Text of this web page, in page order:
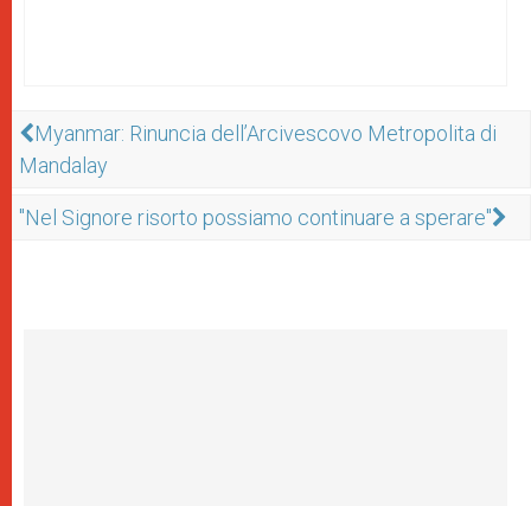
Myanmar: Rinuncia dell’Arcivescovo Metropolita di
Mandalay
"Nel Signore risorto possiamo continuare a sperare"